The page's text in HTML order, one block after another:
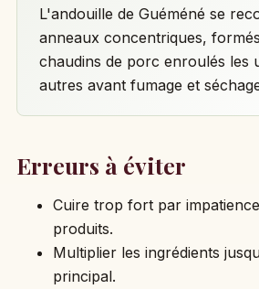
L'andouille de Guéméné se
anneaux concentriques,
chaudins de porc enroulés les
autres avant fumage et
Erreurs à éviter
Cuire trop fort par
produits.
Multiplier les ingrédients
principal.